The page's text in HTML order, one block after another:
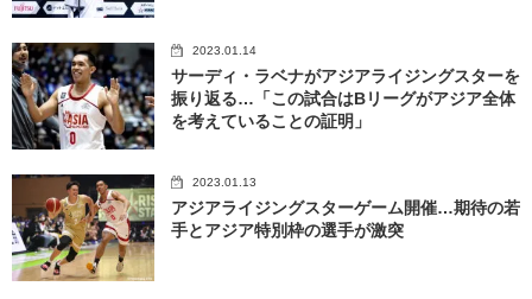
2023.01.14
サーディ・ラベナがアジアライジングスターを
振り返る…「この試合はBリーグがアジア全体
を考えていることの証明」
2023.01.13
アジアライジングスターゲーム開催…期待の若
手とアジア特別枠の選手が激突